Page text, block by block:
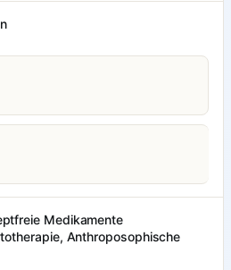
Medikamente
Anthroposophische